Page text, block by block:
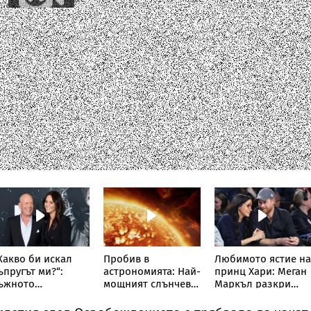
би искал
ми?“:
Пробив в
астрономията: Най-
мощният слънчев
Любимото ястие на
принц Хари: Меган
Маркъл разкри